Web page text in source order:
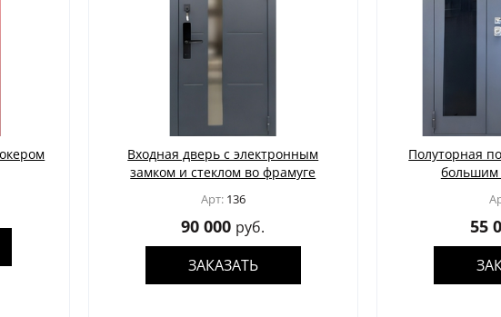
Входная дверь с электронным
замком и стеклом во фрамуге
руб.
Полуторная порошковая
большим
руб.
ЗАКАЗАТЬ